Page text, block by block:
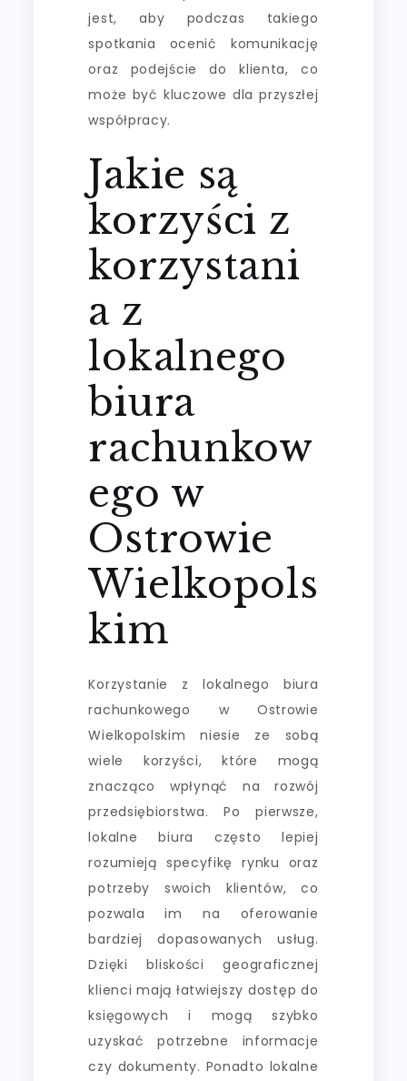
jest, aby podczas takiego
spotkania ocenić komunikację
oraz podejście do klienta, co
może być kluczowe dla przyszłej
współpracy.
Jakie są
korzyści z
korzystani
a z
lokalnego
biura
rachunkow
ego w
Ostrowie
Wielkopols
kim
Korzystanie z lokalnego biura
rachunkowego w Ostrowie
Wielkopolskim niesie ze sobą
wiele korzyści, które mogą
znacząco wpłynąć na rozwój
przedsiębiorstwa. Po pierwsze,
lokalne biura często lepiej
rozumieją specyfikę rynku oraz
potrzeby swoich klientów, co
pozwala im na oferowanie
bardziej dopasowanych usług.
Dzięki bliskości geograficznej
klienci mają łatwiejszy dostęp do
księgowych i mogą szybko
uzyskać potrzebne informacje
czy dokumenty. Ponadto lokalne